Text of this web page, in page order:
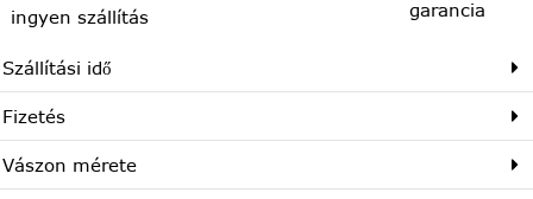
ingyen szállítás
garancia
Szállítási idő
Fizetés
Vászon mérete